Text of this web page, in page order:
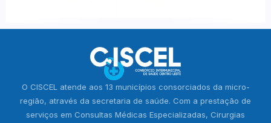
O CISCEL atende aos 13 municípios consorciados da micro-
região, através da secretaria de saúde. Com a prestação de
serviços em Consultas Médicas Especializadas, Cirurgias